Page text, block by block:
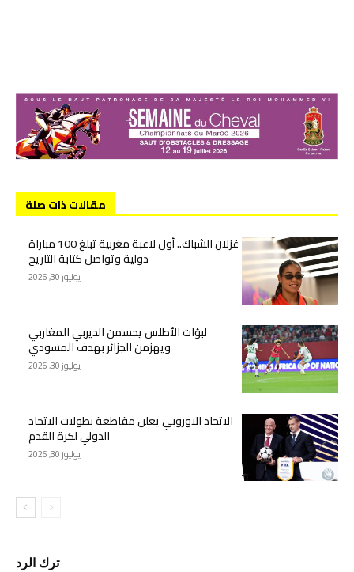
مقالات ذات صلة
غزلان الشباك.. أول لاعبة مغربية تبلغ 100 مباراة
دولية وتواصل كتابة التاريخ
يوليوز 30, 2026
لبؤات الأطلس يحسمن الديربي المغاربي
ويهزمن الجزائر بهدف المسودي
يوليوز 30, 2026
الاتحاد الاوروبي يعلن مقاطعة بطولات الاتحاد
الدولي لكرة القدم
يوليوز 30, 2026
ترك الرد